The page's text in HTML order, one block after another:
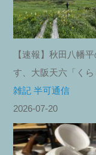
【速報】秋田八幡
す、大阪天六「く
雑記 半可通信
2026-07-20